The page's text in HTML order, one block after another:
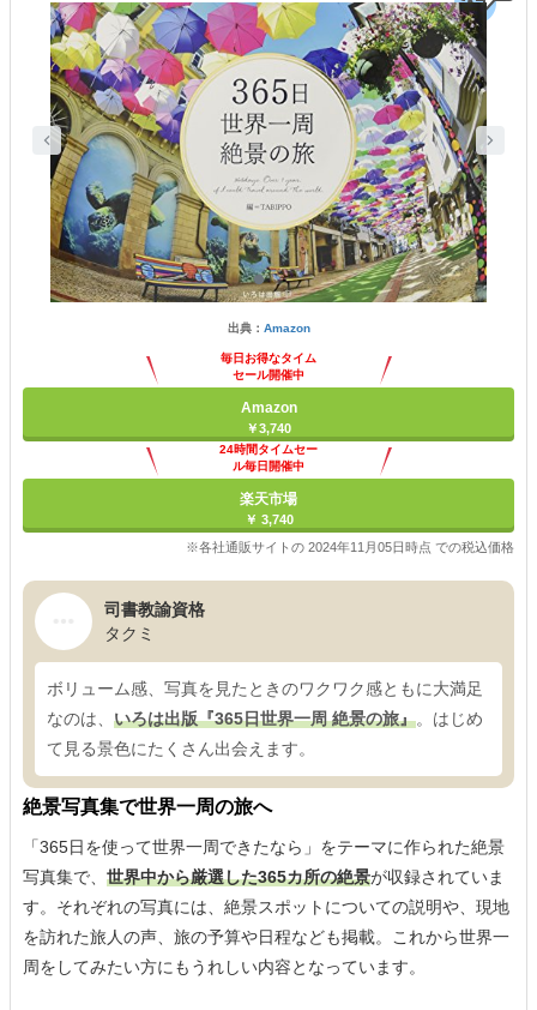
出典： Amazon
毎日お得なタイム
セール開催中
Amazon
￥3,740
24時間タイムセー
ル毎日開催中
楽天市場
￥ 3,740
※各社通販サイトの 2024年11月05日時点 での税込価格
司書教諭資格
タクミ
ボリューム感、写真を見たときのワクワク感ともに大満足
なのは、 いろは出版『365日世界一周 絶景の旅』。はじめ
て見る景色にたくさん出会えます。
絶景写真集で世界一周の旅へ
「365日を使って世界一周できたなら」をテーマに作られた絶景
写真集で、 世界中から厳選した365カ所の絶景が収録されていま
す。それぞれの写真には、絶景スポットについての説明や、現地
を訪れた旅人の声、旅の予算や日程なども掲載。これから世界一
周をしてみたい方にもうれしい内容となっています。